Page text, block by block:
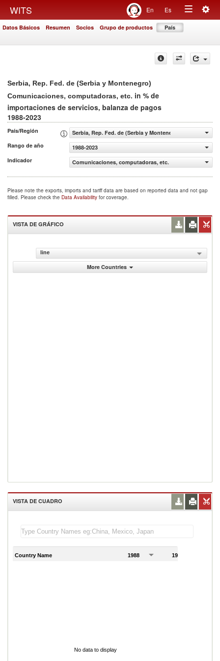
WITS En Es
Toggle
Datos Básicos Resumen Socios Grupo de productos País
Serbia, Rep. Fed. de (Serbia y Montenegro)
Comunicaciones, computadoras, etc. in % de
importaciones de servicios, balanza de pagos
1988-2023
País/Región
Serbia, Rep. Fed. de (Serbia y Montenegro)
Rango de año
1988-2023
Indicador
Comunicaciones, computadoras, etc. (% de
Please note the exports, imports and tariff data are based on reported data and not gap
filled. Please check the Data Availability for coverage.
VISTA DE GRÁFICO
line
More Countries
VISTA DE CUADRO
Country Name 1988 1989
No data to display